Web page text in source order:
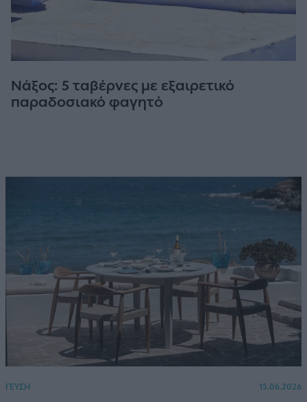
Νάξος: 5 ταβέρνες με εξαιρετικό
παραδοσιακό φαγητό
ΓΕΥΣΗ 15.06.2026